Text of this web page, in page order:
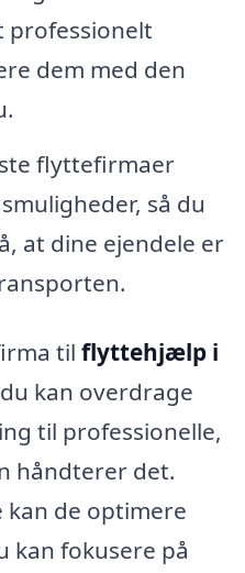
professionelt
dem med den
flyttefirmaer
så du
at dine ejendele er
til flyttehjælp i
kan overdrage
til professionelle,
håndterer det.
kan de optimere
kan fokusere på